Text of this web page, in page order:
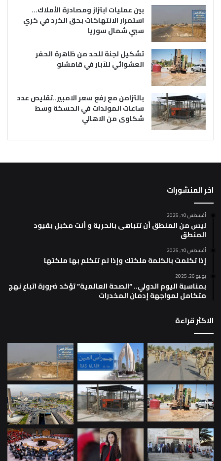
بين عمليات ابتزاز ومصادرة الأملاك…
استمرار الانتهاكات بحق الكرد في كري
سبي شمال سوريا
تشكيل لجنة للحد من ظاهرة الحفر
العشوائي للآبار في قامشلو
بالتزامن مع رفع سعر الامبير..تقليص عدد
ساعات المولدات في الحسكة وسط
شكاوى من الاهالي
اخر المنشورات
أغسطس 10, 2025
ليس من المنطق أن تتباهى بالحرية و أنت مكبل بقيود
المنطق
أغسطس 10, 2025
إذا تكلمت بالكلمة ملكتك وإذا لم تتكلم بها ملكتها
يونيو 26, 2025
بمناسبة اليوم الدولي.. “الصحة العالمية” تؤكد ضرورة اتباع نهج
متكامل لمواجهة إدمان المخدرات
الاكثر قراءة